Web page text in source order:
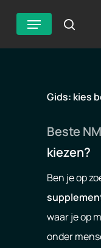
hoofdinhoud
zoek
Menu
Gids: kies
Beste
kiezen?
Ben je op
waar je op
onder